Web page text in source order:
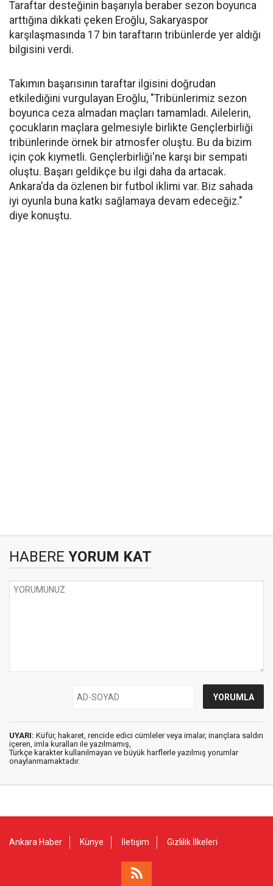
Taraftar desteğinin başarıyla beraber sezon boyunca
arttığına dikkati çeken Eroğlu, Sakaryaspor
karşılaşmasında 17 bin taraftarın tribünlerde yer aldığı
bilgisini verdi.
Takımın başarısının taraftar ilgisini doğrudan
etkilediğini vurgulayan Eroğlu, "Tribünlerimiz sezon
boyunca ceza almadan maçları tamamladı. Ailelerin,
çocukların maçlara gelmesiyle birlikte Gençlerbirliği
tribünlerinde örnek bir atmosfer oluştu. Bu da bizim
için çok kıymetli. Gençlerbirliği'ne karşı bir sempati
oluştu. Başarı geldikçe bu ilgi daha da artacak.
Ankara'da da özlenen bir futbol iklimi var. Biz sahada
iyi oyunla buna katkı sağlamaya devam edeceğiz."
diye konuştu.
HABERE YORUM KAT
UYARI: Küfür, hakaret, rencide edici cümleler veya imalar, inançlara saldırı
içeren, imla kuralları ile yazılmamış,
Türkçe karakter kullanılmayan ve büyük harflerle yazılmış yorumlar
onaylanmamaktadır.
Ankara Haber Künye İletişim Gizlilik İlkeleri